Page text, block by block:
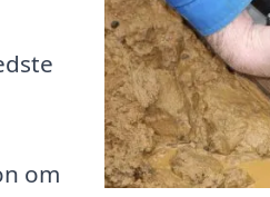
om